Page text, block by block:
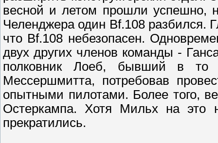
весной и летом прошли успешно,
Челенджера один Bf.108 разбился.
что Bf.108 небезопасен.
двух других членов команды -
полковник Лоеб, бывший в то
Мессершмитта, потребовав
опытными пилотами. Более того,
Остеркампа. Хотя Мильх на это
прекратились.